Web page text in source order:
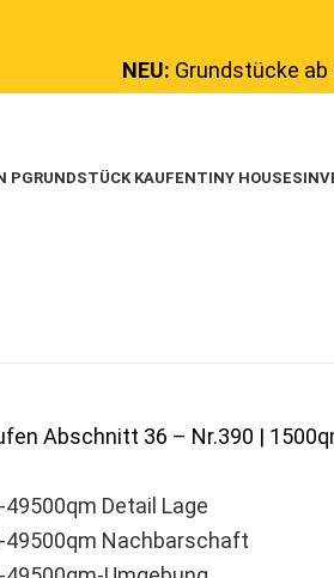
NEU: Grundstücke ab
PGRUNDSTÜCK KAUFENTINY HOUSES
Abschnitt 36 – Nr.390 |